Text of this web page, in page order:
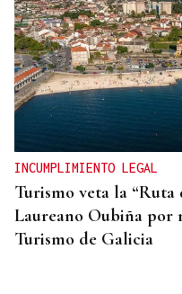
INCUMPLIMIENTO LEGAL
Turismo veta la
Laureano Oubiña por
Turismo de Galicia